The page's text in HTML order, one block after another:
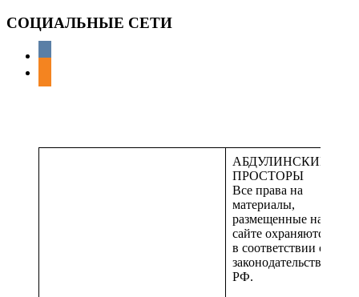
СОЦИАЛЬНЫЕ СЕТИ
АБДУЛИНСКИЕ
ПРОСТОРЫ
Все права на
материалы,
размещенные на
сайте охраняются
в соответствии с
законодательством
РФ.